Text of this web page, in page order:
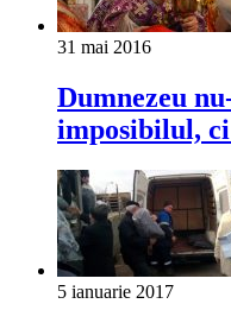
31 mai 2016
Dumnezeu
imposibilul,
5 ianuarie 2017